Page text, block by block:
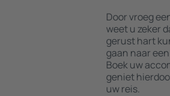
Door vroeg
weet u zeker
gerust hart
gaan naar
Boek uw
geniet
uw reis.